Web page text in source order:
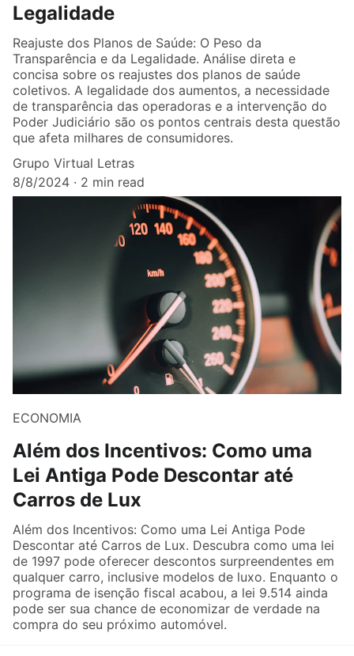
Legalidade
Reajuste dos Planos de Saúde: O Peso da
Transparência e da Legalidade. Análise direta e
concisa sobre os reajustes dos planos de saúde
coletivos. A legalidade dos aumentos, a necessidade
de transparência das operadoras e a intervenção do
Poder Judiciário são os pontos centrais desta questão
que afeta milhares de consumidores.
Grupo Virtual Letras
8/8/2024
2 min read
ECONOMIA
Além dos Incentivos: Como uma
Lei Antiga Pode Descontar até
Carros de Lux
Além dos Incentivos: Como uma Lei Antiga Pode
Descontar até Carros de Lux. Descubra como uma lei
de 1997 pode oferecer descontos surpreendentes em
qualquer carro, inclusive modelos de luxo. Enquanto o
programa de isenção fiscal acabou, a lei 9.514 ainda
pode ser sua chance de economizar de verdade na
compra do seu próximo automóvel.